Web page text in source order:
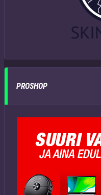
PROSHOP